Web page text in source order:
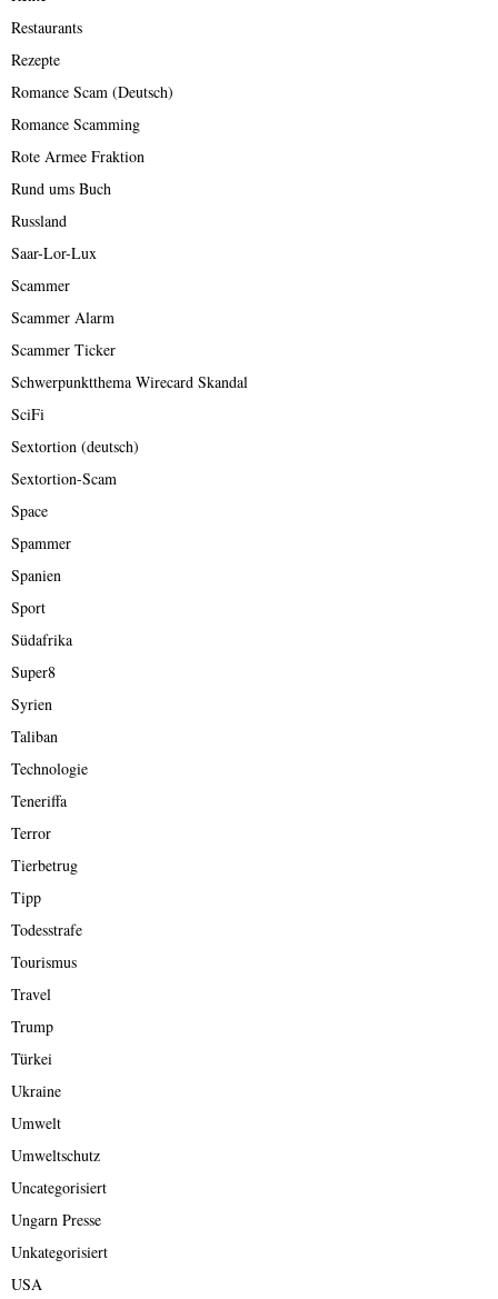
Restaurants
Rezepte
Romance Scam (Deutsch)
Romance Scamming
Rote Armee Fraktion
Rund ums Buch
Russland
Saar-Lor-Lux
Scammer
Scammer Alarm
Scammer Ticker
Schwerpunktthema Wirecard Skandal
SciFi
Sextortion (deutsch)
Sextortion-Scam
Space
Spammer
Spanien
Sport
Südafrika
Super8
Syrien
Taliban
Technologie
Teneriffa
Terror
Tierbetrug
Tipp
Todesstrafe
Tourismus
Travel
Trump
Türkei
Ukraine
Umwelt
Umweltschutz
Uncategorisiert
Ungarn Presse
Unkategorisiert
USA